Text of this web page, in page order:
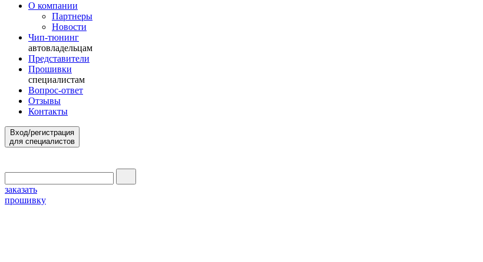
О компании
Партнеры
Новости
Чип-тюнинг
автовладельцам
Представители
Прошивки
специалистам
Вопрос-ответ
Отзывы
Контакты
Вход/регистрация
для специалистов
заказать
прошивку